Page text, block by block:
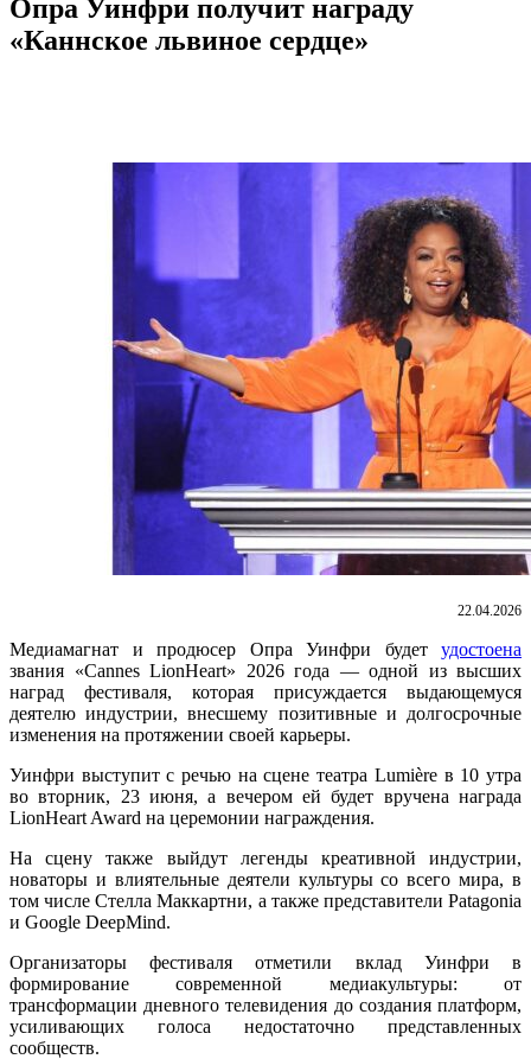
Опра Уинфри получит награду
«Каннское львиное сердце»
22.04.2026
Медиамагнат и продюсер Опра Уинфри будет удостоена
звания «Cannes LionHeart» 2026 года — одной из высших
наград фестиваля, которая присуждается выдающемуся
деятелю индустрии, внесшему позитивные и долгосрочные
изменения на протяжении своей карьеры.
Уинфри выступит с речью на сцене театра Lumière в 10 утра
во вторник, 23 июня, а вечером ей будет вручена награда
LionHeart Award на церемонии награждения.
На сцену также выйдут легенды креативной индустрии,
новаторы и влиятельные деятели культуры со всего мира, в
том числе Стелла Маккартни, а также представители Patagonia
и Google DeepMind.
Организаторы фестиваля отметили вклад Уинфри в
формирование современной медиакультуры: от
трансформации дневного телевидения до создания платформ,
усиливающих голоса недостаточно представленных
сообществ.